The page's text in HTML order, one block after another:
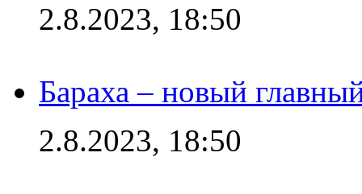
2.8.2023, 18:50
Бараха – новый
2.8.2023, 18:50